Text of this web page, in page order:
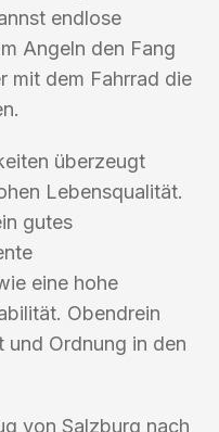
endlose
Angeln den Fang
mit dem Fahrrad die
überzeugt
Lebensqualität.
gutes
eine hohe
Obendrein
und Ordnung in den
von Salzburg nach